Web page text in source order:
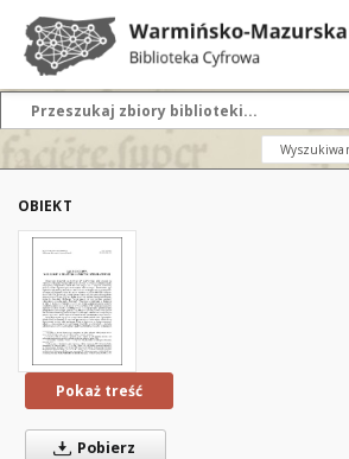
OBIEKT
Pokaż treść
Pobierz